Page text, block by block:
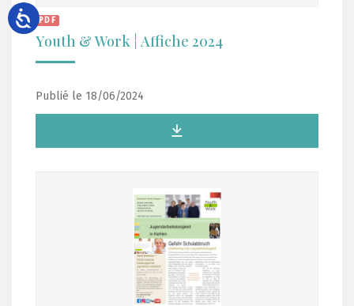
PDF
Youth & Work ¦ Affiche 2024
Publié le 18/06/2024